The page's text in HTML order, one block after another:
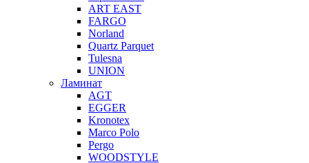
ART EAST
FARGO
Norland
Quartz Parquet
Tulesna
UNION
Ламинат
AGT
EGGER
Kronotex
Marco Polo
Pergo
WOODSTYLE